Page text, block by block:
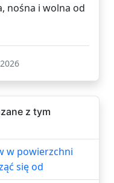
nośna i wolna od
z tym
w powierzchni
się od